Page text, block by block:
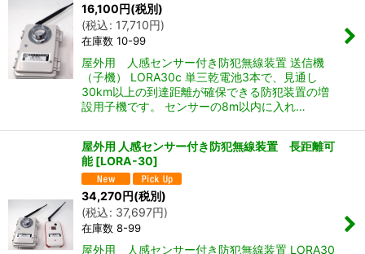
16,100円(税別)
(税込: 17,710円)
在庫数 10-99
屋外用 人感センサー付き防犯無線装置 送信機
（子機） LORA30c 単三乾電池3本で、見通し
30km以上の到達距離が確保できる防犯装置の増
設用子機です。 センサーの8m以内に入れ…
屋外用 人感センサー付き防犯無線装置 長距離可
能 [LORA-30]
34,270円(税別)
(税込: 37,697円)
在庫数 8-99
屋外用 人感センサー付き防犯無線装置 LORA30